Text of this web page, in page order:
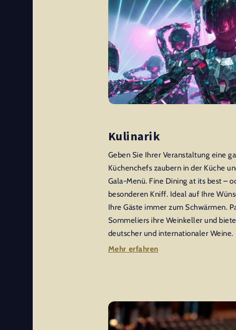
Kulinarik
Geben Sie Ihrer Veranstaltung eine
Küchenchefs zaubern in der Küche
Gala-Menü. Fine Dining at its best –
besonderen Kniff. Ideal auf Ihre
Ihre Gäste immer zum Schwärmen.
Sommeliers ihre Weinkeller und
deutscher und internationaler Weine.
Mehr erfahren